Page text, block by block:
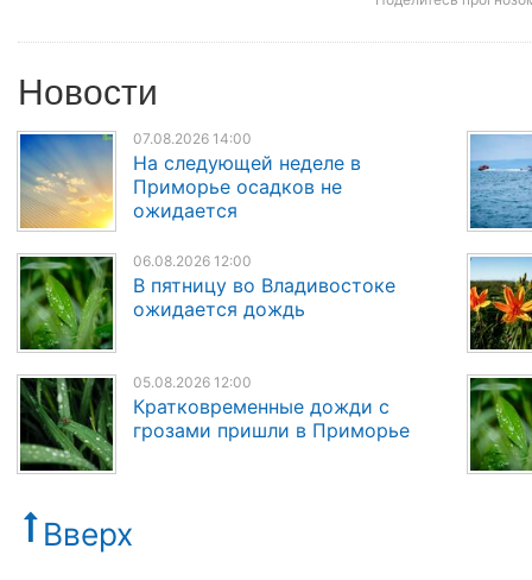
Новости
07.08.2026 14:00
На следующей неделе в
Приморье осадков не
ожидается
06.08.2026 12:00
В пятницу во Владивостоке
ожидается дождь
05.08.2026 12:00
Кратковременные дожди с
грозами пришли в Приморье
Вверх